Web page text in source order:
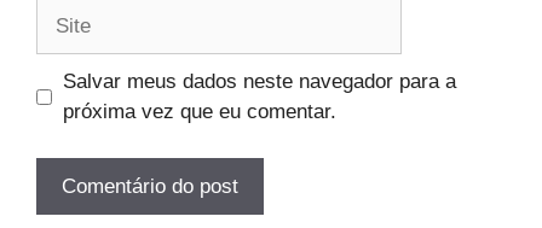
Salvar meus dados neste navegador para a
próxima vez que eu comentar.